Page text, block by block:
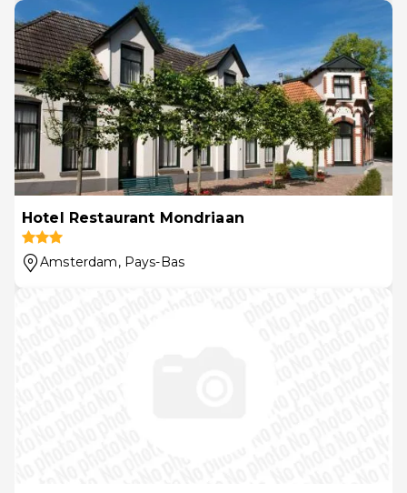
Hotel Restaurant Mondriaan
Amsterdam, Pays-Bas